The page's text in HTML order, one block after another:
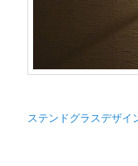
ステンドグラスデザイ